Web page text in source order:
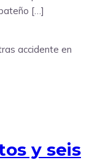
[…]
y seis